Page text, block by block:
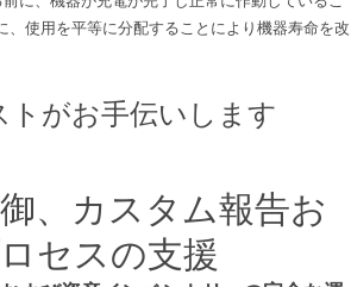
、使用を平等に分配することにより機器寿命を改
トがお手伝いします
、カスタム報告お
セスの支援